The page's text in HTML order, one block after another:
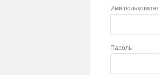
Имя
Пароль